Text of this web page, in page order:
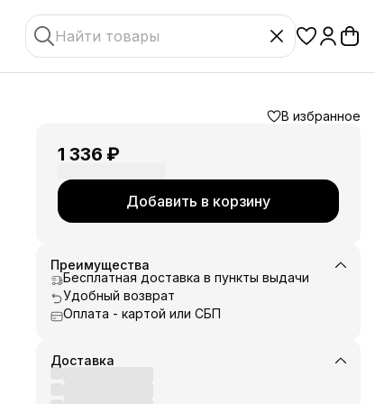
В избранное
1 336 ₽
Добавить в корзину
Преимущества
Бесплатная доставка в пункты выдачи
Удобный возврат
Оплата - картой или СБП
Доставка